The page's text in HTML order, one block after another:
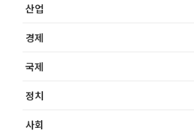
산업
경제
국제
정치
사회